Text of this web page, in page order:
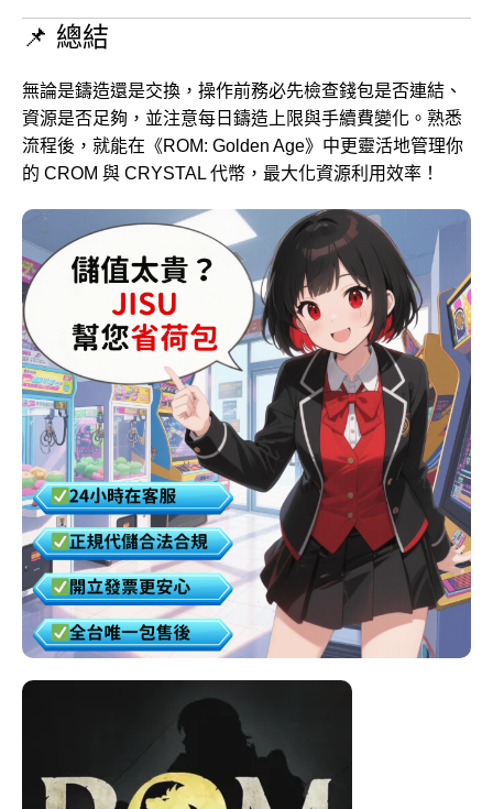
📌 總結
無論是鑄造還是交換，操作前務必先檢查錢包是否連結、
資源是否足夠，並注意每日鑄造上限與手續費變化。熟悉
流程後，就能在《ROM: Golden Age》中更靈活地管理你
的 CROM 與 CRYSTAL 代幣，最大化資源利用效率！